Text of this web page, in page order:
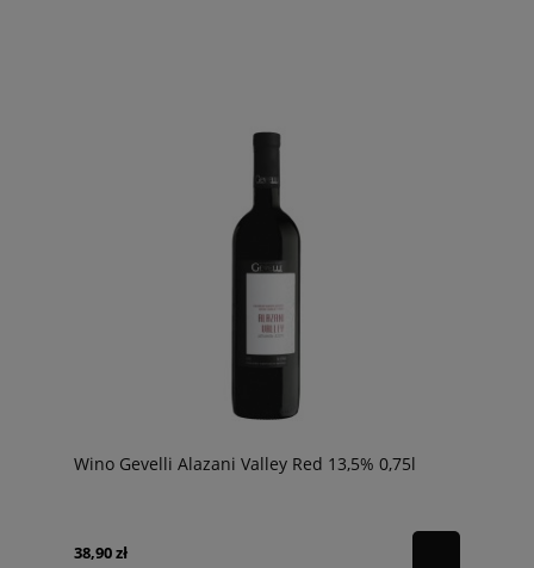
Wino Gevelli Alazani Valley Red 13,5% 0,75l
38,90 zł